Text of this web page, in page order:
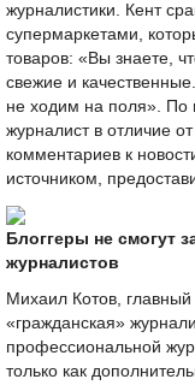
журналистики. Кент
супермаркетами,
товаров: «Вы знаете,
свежие и
не ходим на поля».
журналист в отличие
комментариев к
источником,
Блоггеры не смогут
журналистов
Михаил Котов,
«гражданская»
профессиональной
только как